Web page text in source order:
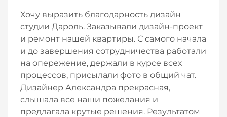
Хочу выразить благодарность дизайн
студии Дароль. Заказывали дизайн-проект
и ремонт нашей квартиры. С самого начала
и до завершения сотрудничества работали
на опережение, держали в курсе всех
процессов, присылали фото в общий чат.
Дизайнер Александра прекрасная,
слышала все наши пожелания и
предлагала крутые решения. Результатом